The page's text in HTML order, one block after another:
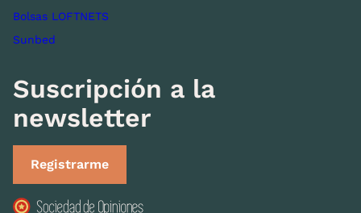
Bolsas LOFTNETS
Sunbed
Suscripción a la
newsletter
Registrarme